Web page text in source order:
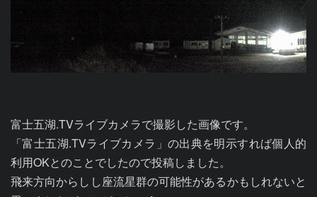
富士五湖.TVライブカメラで撮影した画像です。
「富士五湖.TVライブカメラ」の出典を明示すれば個人的
利用OKとのことでしたので投稿しました。
飛来方向からしし座流星群の可能性があるかもしれないと